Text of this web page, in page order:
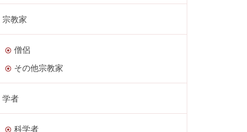
宗教家
僧侶
その他宗教家
学者
科学者